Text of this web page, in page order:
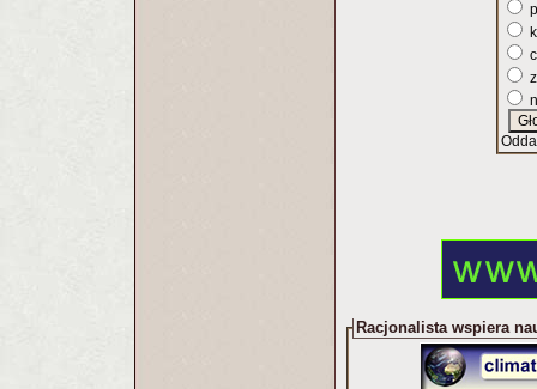
Racjonalista wspiera